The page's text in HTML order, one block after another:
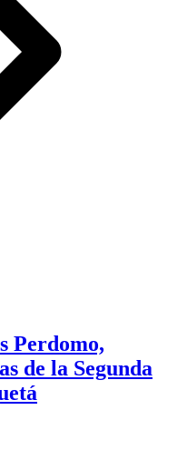
Perdomo,
de la Segunda